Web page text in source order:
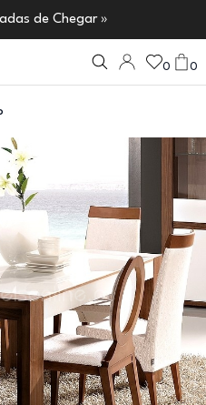
de Chegar »
0 0